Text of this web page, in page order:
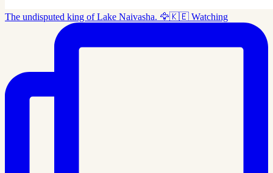
The undisputed king of Lake Naivasha. 🦅🇰🇪 Watching